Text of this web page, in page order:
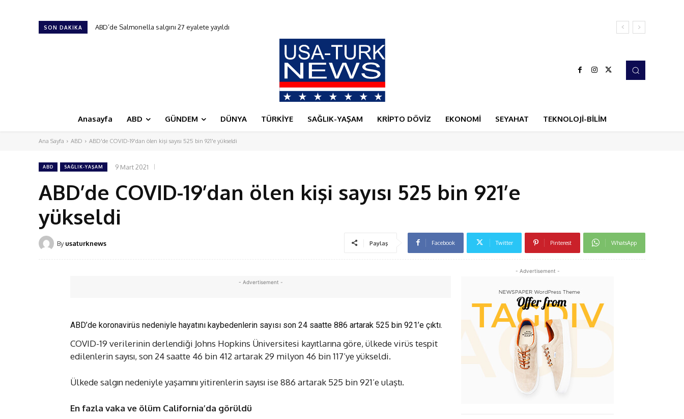
SON DAKIKA ABD’de Salmonella salgını 27 eyalete yayıldı
18. New Jersey Türk Günü Festivali
Anasayfa ABD GÜNDEM DÜNYA TÜRKİYE SAĞLIK-YAŞAM KRİPTO DÖVİZ EKONOMİ SEYAHAT TEKNOLOJİ-BİLİM
Ana Sayfa ABD ABD'de COVID-19'dan ölen kişi sayısı 525 bin 921'e yükseldi
ABD SAĞLIK-YAŞAM 9 Mart 2021
ABD’de COVID-19’dan ölen kişi sayısı 525 bin 921’e
yükseldi
By usaturknews Paylaş Facebook Twitter Pinterest WhatsApp
- Advertisement -
ABD’de koronavirüs nedeniyle hayatını kaybedenlerin sayısı son 24 saatte 886 artarak 525 bin 921’e çıktı.
COVID-19 verilerinin derlendiği Johns Hopkins Üniversitesi kayıtlarına göre, ülkede virüs tespit
edilenlerin sayısı, son 24 saatte 46 bin 412 artarak 29 milyon 46 bin 117’ye yükseldi.
Ülkede salgın nedeniyle yaşamını yitirenlerin sayısı ise 886 artarak 525 bin 921’e ulaştı.
En fazla vaka ve ölüm California’da görüldü
- Advertisement -